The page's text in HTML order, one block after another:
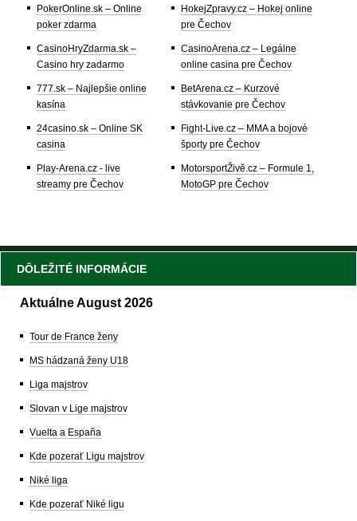
PokerOnline.sk – Online
poker zdarma
CasinoHryZdarma.sk –
Casino hry zadarmo
777.sk – Najlepšie online
kasína
24casino.sk – Online SK
casina
Play-Arena.cz - live
streamy pre Čechov
HokejZpravy.cz – Hokej online
pre Čechov
CasinoArena.cz – Legálne
online casina pre Čechov
BetArena.cz – Kurzové
stávkovanie pre Čechov
Fight-Live.cz – MMA a bojové
športy pre Čechov
MotorsportŽivě.cz – Formule 1,
MotoGP pre Čechov
DÔLEŽITÉ INFORMÁCIE
Aktuálne August 2026
Tour de France ženy
MS hádzaná ženy U18
Liga majstrov
Slovan v Lige majstrov
Vuelta a España
Kde pozerať Ligu majstrov
Niké liga
Kde pozerať Niké ligu